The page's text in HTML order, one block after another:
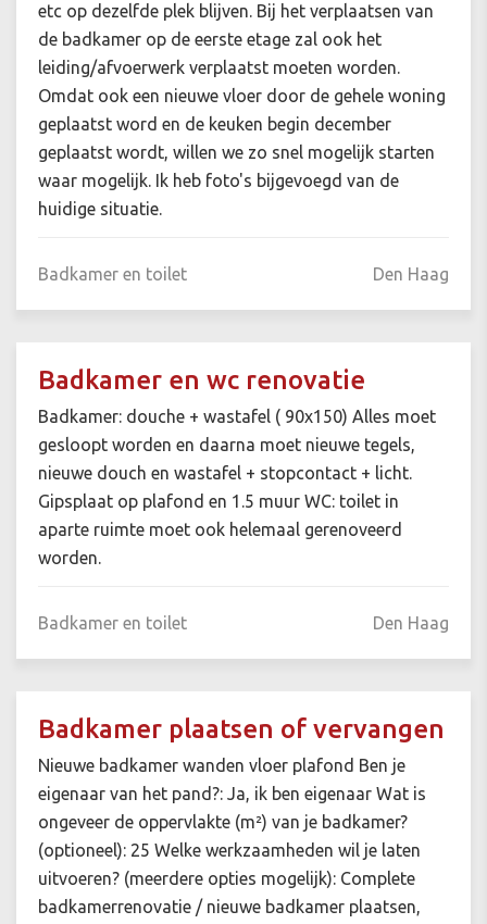
etc op dezelfde plek blijven. Bij het verplaatsen van
de badkamer op de eerste etage zal ook het
leiding/afvoerwerk verplaatst moeten worden.
Omdat ook een nieuwe vloer door de gehele woning
geplaatst word en de keuken begin december
geplaatst wordt, willen we zo snel mogelijk starten
waar mogelijk. Ik heb foto's bijgevoegd van de
huidige situatie.
Badkamer en toilet Den Haag
Badkamer en wc renovatie
Badkamer: douche + wastafel ( 90x150) Alles moet
gesloopt worden en daarna moet nieuwe tegels,
nieuwe douch en wastafel + stopcontact + licht.
Gipsplaat op plafond en 1.5 muur WC: toilet in
aparte ruimte moet ook helemaal gerenoveerd
worden.
Badkamer en toilet Den Haag
Badkamer plaatsen of vervangen
Nieuwe badkamer wanden vloer plafond Ben je
eigenaar van het pand?: Ja, ik ben eigenaar Wat is
ongeveer de oppervlakte (m²) van je badkamer?
(optioneel): 25 Welke werkzaamheden wil je laten
uitvoeren? (meerdere opties mogelijk): Complete
badkamerrenovatie / nieuwe badkamer plaatsen,